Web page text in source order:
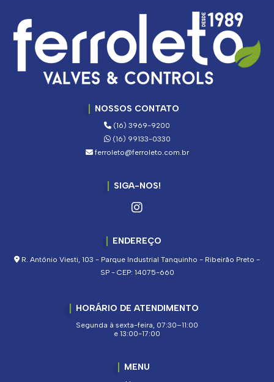
NOSSOS CONTATO
(16) 3969-9200
(16) 99133-0330
ferroleto@ferroleto.com.br
SIGA-NOS!
ENDEREÇO
R. Antônio Viesti, 103 - Parque Industrial Tanquinho - Ribeirão Preto -
SP - CEP: 14075-660
HORÁRIO DE ATENDIMENTO
Segunda à sexta-feira, 07:30–11:00
e 13:00-17:00
MENU